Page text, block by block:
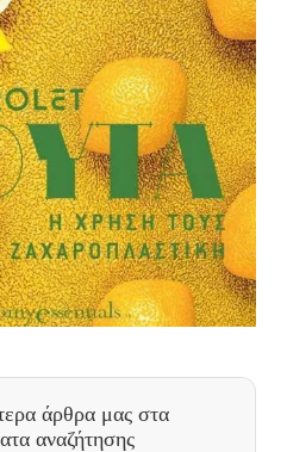
άρθρα μας στα
αναζήτησης